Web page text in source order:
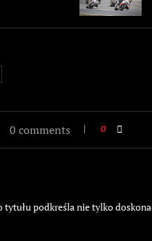
0 comments 0
podkreśla nie tylko